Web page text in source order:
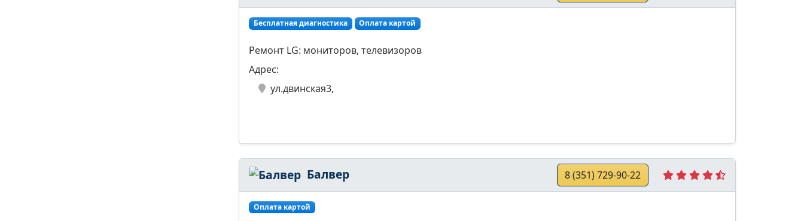
Бесплатная диагностика Оплата картой
Ремонт LG: мониторов, телевизоров
Адрес:
ул.двинская3,
Балвер 8 (351) 729-90-22
Оплата картой